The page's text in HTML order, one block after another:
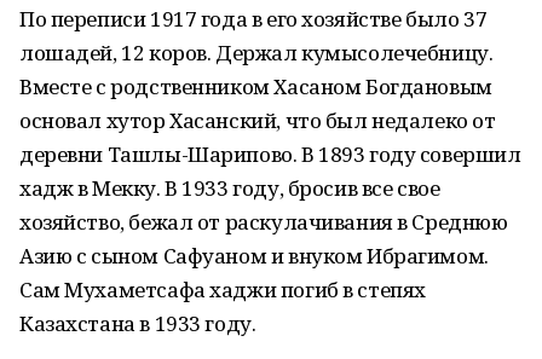
По переписи 1917 года в его хозяйстве было 37
лошадей, 12 коров. Держал кумысолечебницу.
Вместе с родственником Хасаном Богдановым
основал хутор Хасанский, что был недалеко от
деревни Ташлы-Шарипово. В 1893 году совершил
хадж в Мекку. В 1933 году, бросив все свое
хозяйство, бежал от раскулачивания в Среднюю
Азию с сыном Сафуаном и внуком Ибрагимом.
Сам Мухаметсафа хаджи погиб в степях
Казахстана в 1933 году.